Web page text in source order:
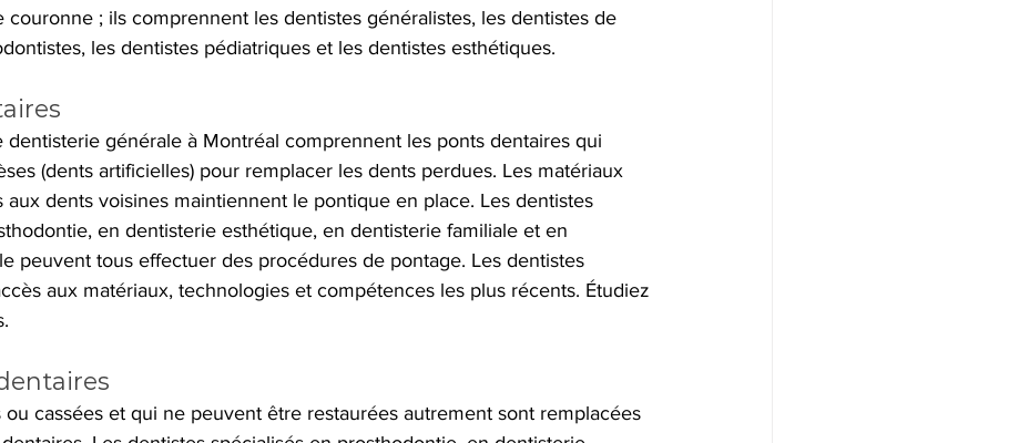
couronne ; ils comprennent les dentistes généralistes, les dentistes de
les dentistes pédiatriques et les dentistes esthétiques.
dentisterie générale à Montréal comprennent les ponts dentaires qui
(dents artificielles) pour remplacer les dents perdues. Les matériaux
aux dents voisines maintiennent le pontique en place. Les dentistes
en dentisterie esthétique, en dentisterie familiale et en
peuvent tous effectuer des procédures de pontage. Les dentistes
aux matériaux, technologies et compétences les plus récents. Étudiez
ou cassées et qui ne peuvent être restaurées autrement sont remplacées